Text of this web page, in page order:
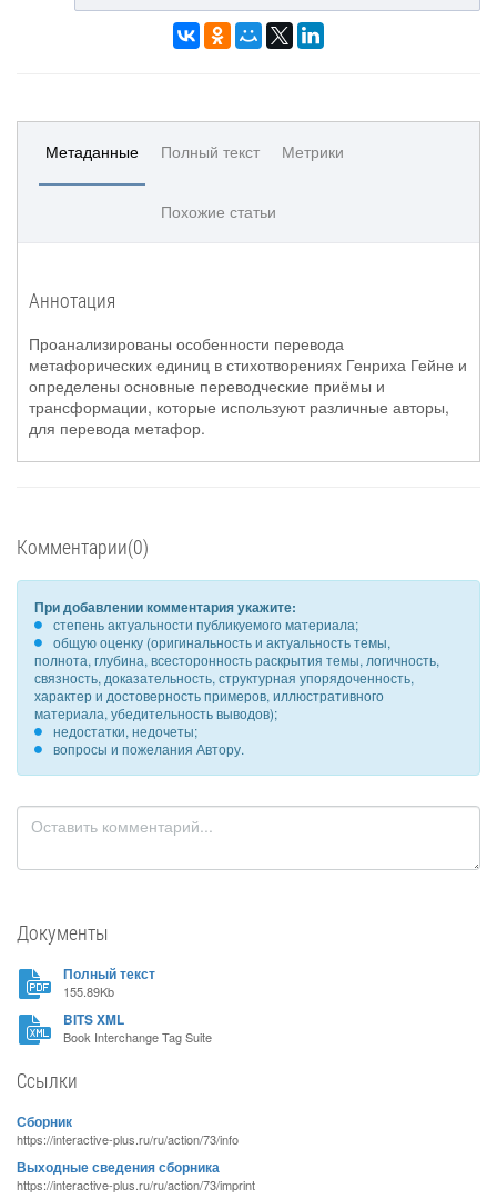
Метаданные Полный текст Метрики
Похожие статьи
Аннотация
Проанализированы особенности перевода
метафорических единиц в стихотворениях Генриха Гейне и
определены основные переводческие приёмы и
трансформации, которые используют различные авторы,
для перевода метафор.
Комментарии(0)
При добавлении комментария укажите:
степень актуальности публикуемого материала;
общую оценку (оригинальность и актуальность темы,
полнота, глубина, всесторонность раскрытия темы, логичность,
связность, доказательность, структурная упорядоченность,
характер и достоверность примеров, иллюстративного
материала, убедительность выводов);
недостатки, недочеты;
вопросы и пожелания Автору.
Документы
Полный текст
155.89Kb
BITS XML
Book Interchange Tag Suite
Ссылки
Сборник
https://interactive-plus.ru/ru/action/73/info
Выходные сведения сборника
https://interactive-plus.ru/ru/action/73/imprint